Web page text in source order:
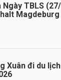
Ngày TBLS
Xuân đi du